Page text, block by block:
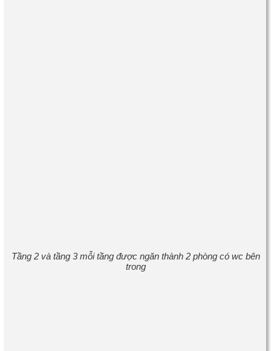
Tầng 2 và tầng 3 mỗi tầng được ngăn thành 2 phòng có wc bên
trong